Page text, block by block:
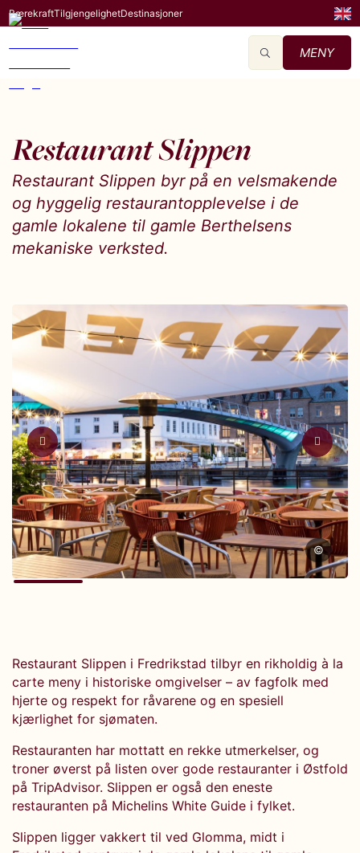
BærekraftTilgjengelighetDestinasjoner
MENY
Restaurant Slippen
Restaurant Slippen byr på en velsmakende
og hyggelig restaurantopplevelse i de
gamle lokalene til gamle Berthelsens
mekaniske verksted.
©
Restaurant Slippen i Fredrikstad tilbyr en rikholdig à la
carte meny i historiske omgivelser – av fagfolk med
hjerte og respekt for råvarene og en spesiell
kjærlighet for sjømaten.
Restauranten har mottatt en rekke utmerkelser, og
troner øverst på listen over gode restauranter i Østfold
på TripAdvisor. Slippen er også den eneste
restauranten på Michelins White Guide i fylket.
Slippen ligger vakkert til ved Glomma, midt i